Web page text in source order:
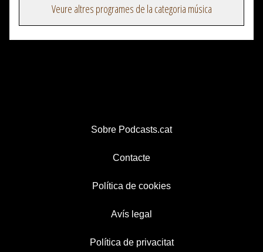
Veure altres programes de la categoria música
Sobre Podcasts.cat
Contacte
Política de cookies
Avís legal
Política de privacitat